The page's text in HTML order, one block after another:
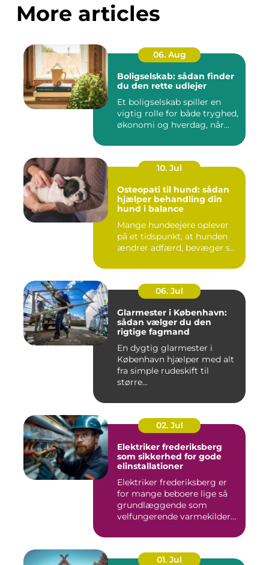
More articles
06. Aug
Boligselskab: sådan finder
du den rette udlejer
Et boligselskab spiller en
vigtig rolle for både tryghed,
økonomi og hverdag, når...
10. Jul
Osteopati til hund: sådan
hjælper behandling din
hund i balance
Mange hundeejere oplever
på et tidspunkt, at hunden
ændrer adfærd, bevæger s...
06. Jul
Glarmester i København:
sådan vælger du den
rigtige fagmand
En dygtig glarmester i
København hjælper med alt
fra simple rudeskift til
større...
02. Jul
Elektriker frederiksberg
som sikkerhed for gode
elinstallationer
Elektriker frederiksberg er
for mange beboere lige så
grundlæggende som
velfungerende varmekilder
01. Jul